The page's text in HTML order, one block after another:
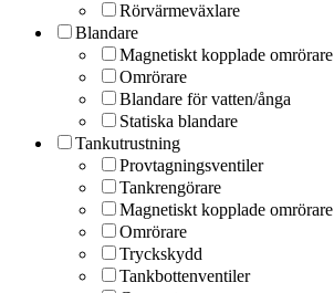
Rörvärmeväxlare
Blandare
Magnetiskt kopplade omrörare
Omrörare
Blandare för vatten/ånga
Statiska blandare
Tankutrustning
Provtagningsventiler
Tankrengörare
Magnetiskt kopplade omrörare
Omrörare
Tryckskydd
Tankbottenventiler